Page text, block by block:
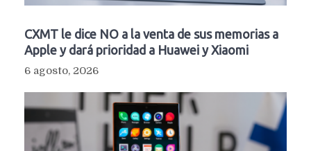
CXMT le dice NO a la venta de sus memorias a
Apple y dará prioridad a Huawei y Xiaomi
6 agosto, 2026